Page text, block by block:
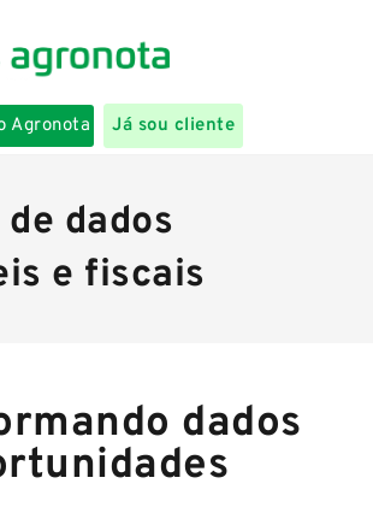
Agronota Já sou cliente
dados
e fiscais
dados